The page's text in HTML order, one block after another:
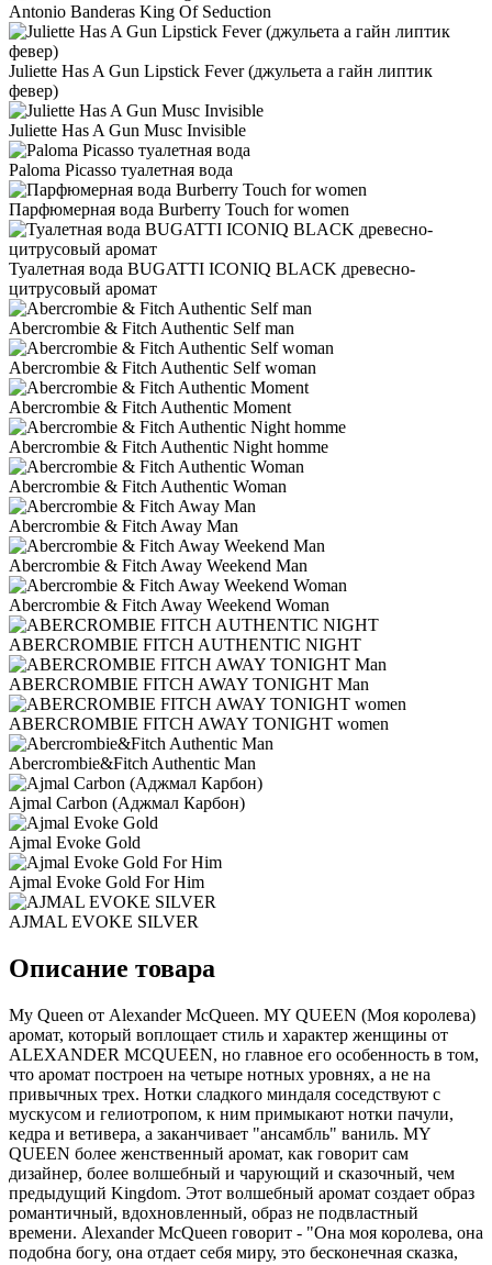
Antonio Banderas King Of Seduction
Juliette Has A Gun Lipstick Fever (джульета а гайн липтик
февер)
Juliette Has A Gun Musc Invisible
Paloma Picasso туалетная вода
Парфюмерная вода Burberry Touch for women
Туалетная вода BUGATTI ICONIQ BLACK древесно-
цитрусовый аромат
Abercrombie & Fitch Authentic Self man
Abercrombie & Fitch Authentic Self woman
Abercrombie & Fitch Authentic Moment
Abercrombie & Fitch Authentic Night homme
Abercrombie & Fitch Authentic Woman
Abercrombie & Fitch Away Man
Abercrombie & Fitch Away Weekend Man
Abercrombie & Fitch Away Weekend Woman
ABERCROMBIE FITCH AUTHENTIC NIGHT
ABERCROMBIE FITCH AWAY TONIGHT Man
ABERCROMBIE FITCH AWAY TONIGHT women
Abercrombie&Fitch Authentic Man
Ajmal Carbon (Аджмал Карбон)
Ajmal Evoke Gold
Ajmal Evoke Gold For Him
AJMAL EVOKE SILVER
Описание товара
My Queen от Alexander McQueen. MY QUEEN (Моя королева)
аромат, который воплощает стиль и характер женщины от
ALEXANDER MCQUEEN, но главное его особенность в том,
что аромат построен на четыре нотных уровнях, а не на
привычных трех. Нотки сладкого миндаля соседствуют с
мускусом и гелиотропом, к ним примыкают нотки пачули,
кедра и ветивера, а заканчивает "ансамбль" ваниль. MY
QUEEN более женственный аромат, как говорит сам
дизайнер, более волшебный и чарующий и сказочный, чем
предыдущий Kingdom. Этот волшебный аромат создает образ
романтичный, вдохновленный, образ не подвластный
времени. Alexander McQueen говорит - "Она моя королева, она
подобна богу, она отдает себя миру, это бесконечная сказка,